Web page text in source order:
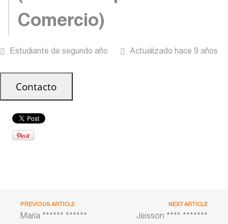
Comercio)
Estudiante de segundo año Actualizado hace 9 años
PREVIOUS ARTICLE
María ****** ******
NEXT ARTICLE
Jeisson **** *******